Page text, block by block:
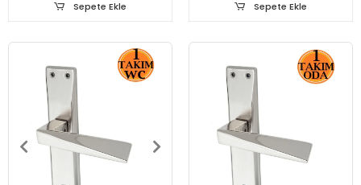
Sepete Ekle Sepete Ekle